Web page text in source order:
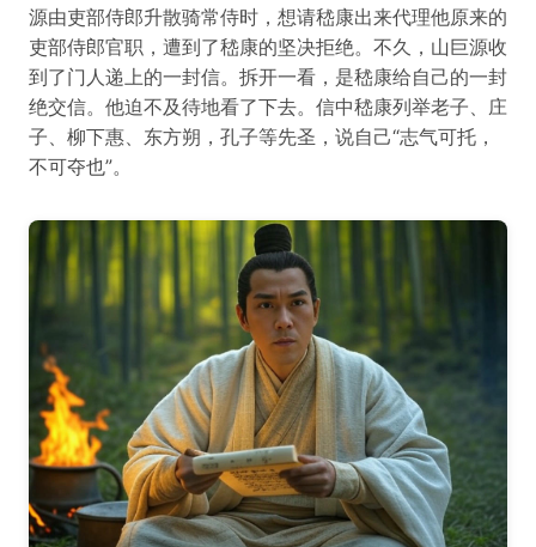
源由吏部侍郎升散骑常侍时，想请嵇康出来代理他原来的
吏部侍郎官职，遭到了嵇康的坚决拒绝。不久，山巨源收
到了门人递上的一封信。拆开一看，是嵇康给自己的一封
绝交信。他迫不及待地看了下去。信中嵇康列举老子、庄
子、柳下惠、东方朔，孔子等先圣，说自己“志气可托，
不可夺也”。